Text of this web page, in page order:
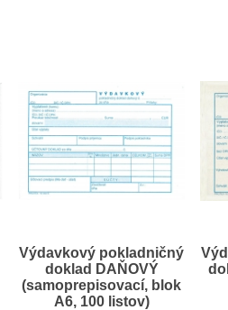
Výdavkový pokladničný
doklad DAŇOVÝ
(samoprepisovací, blok
A6, 100 listov)